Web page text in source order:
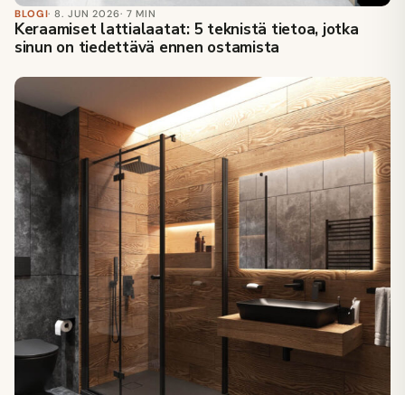
BLOGI· 8. JUN 2026· 7 MIN
Keraamiset lattialaatat: 5 teknistä tietoa, jotka
sinun on tiedettävä ennen ostamista